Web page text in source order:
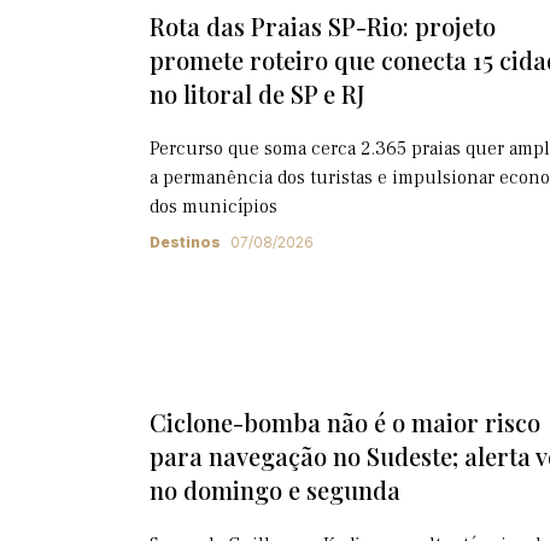
Rota das Praias SP-Rio: projeto
promete roteiro que conecta 15
no litoral de SP e RJ
Percurso que soma cerca 2.365 praias quer
a permanência dos turistas e impulsionar
dos municípios
Destinos 07/08/2026
Ciclone-bomba não é o maior risco
para navegação no Sudeste; alerta
no domingo e segunda